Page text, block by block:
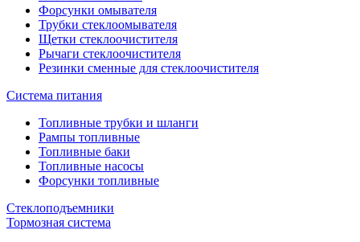
Форсунки омывателя
Трубки стеклоомывателя
Щетки стеклоочистителя
Рычаги стеклоочистителя
Резинки сменные для стеклоочистителя
Система питания
Топливные трубки и шланги
Рампы топливные
Топливные баки
Топливные насосы
Форсунки топливные
Стеклоподъемники
Тормозная система